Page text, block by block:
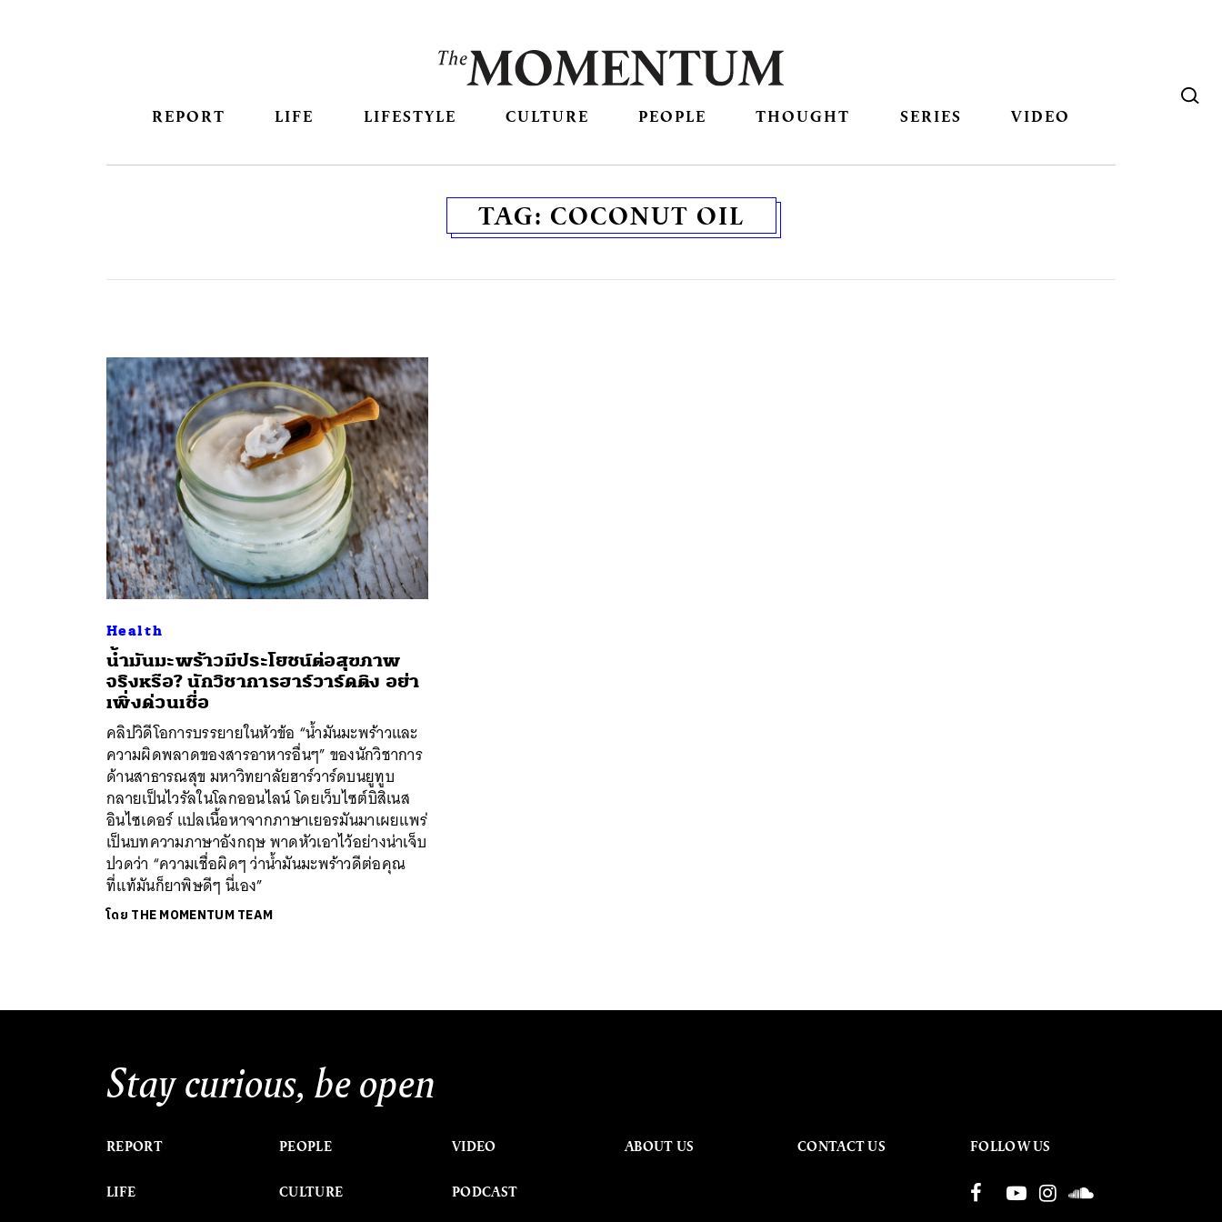
REPORT LIFE LIFESTYLE CULTURE PEOPLE THOUGHT SERIES VIDEO
TAG: COCONUT OIL
Health
น้ำมันมะพร้าวมีประโยชน์ต่อสุขภาพ
จริงหรือ? นักวิชาการฮาร์วาร์ดติง อย่า
เพิ่งด่วนเชื่อ
คลิปวิดีโอการบรรยายในหัวข้อ “น้ำมันมะพร้าวและ
ความผิดพลาดของสารอาหารอื่นๆ” ของนักวิชาการ
ด้านสาธารณสุข มหาวิทยาลัยฮาร์วาร์ดบนยูทูบ
กลายเป็นไวรัลในโลกออนไลน์ โดยเว็บไซต์บิสิเนส
อินไซเดอร์ แปลเนื้อหาจากภาษาเยอรมันมาเผยแพร่
เป็นบทความภาษาอังกฤษ พาดหัวเอาไว้อย่างน่าเจ็บ
ปวดว่า “ความเชื่อผิดๆ ว่าน้ำมันมะพร้าวดีต่อคุณ
ที่แท้มันก็ยาพิษดีๆ นี่เอง”
โดย THE MOMENTUM TEAM
Stay curious, be open
REPORT
LIFE
PEOPLE
CULTURE
VIDEO
PODCAST
ABOUT US CONTACT US FOLLOW US